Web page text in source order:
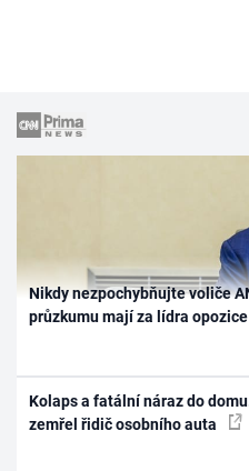
Nikdy nezpochybňujte voliče
průzkumu mají za lídra
Kolaps a fatální náraz do
zemřel řidič osobního auta